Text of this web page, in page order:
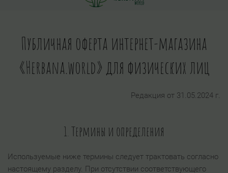
Публичная оферта интернет-магазина
«Herbana.world» для физических лиц
Редакция от 31.05.2024 г.
1. Термины и определения
Используемые ниже термины следует трактовать согласно
настоящему разделу. При отсутствии соответствующего